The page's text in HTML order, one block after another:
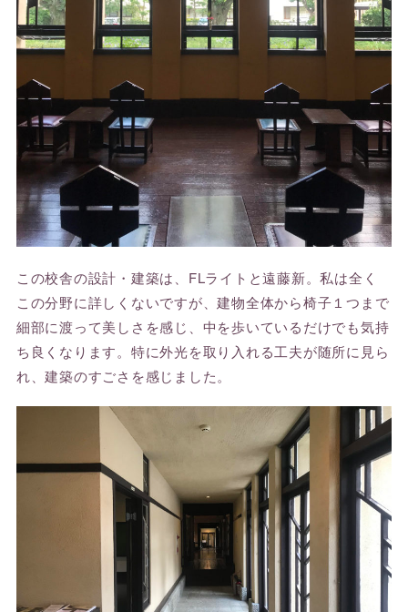
この校舎の設計・建築は、FLライトと遠藤新。私は全く
この分野に詳しくないですが、建物全体から椅子１つまで
細部に渡って美しさを感じ、中を歩いているだけでも気持
ち良くなります。特に外光を取り入れる工夫が随所に見ら
れ、建築のすごさを感じました。